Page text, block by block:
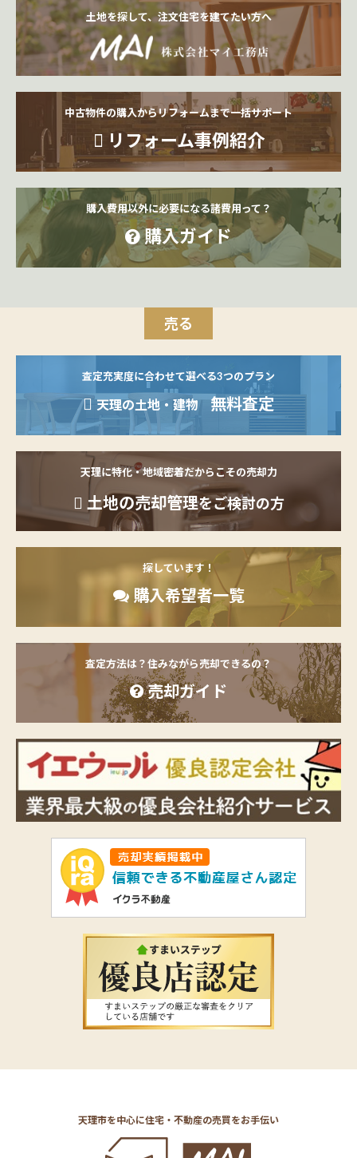
土地を探して、注文住宅を建てたい方へ
中古物件の購入からリフォームまで一括サポート
リフォーム事例紹介
購入費用以外に必要になる諸費用って？
購入ガイド
売る
査定充実度に合わせて選べる3つのプラン
天理の土地・建物 無料査定
天理に特化・地域密着だからこその売却力
土地の売却管理をご検討の方
探しています！
購入希望者一覧
査定方法は？住みながら売却できるの？
売却ガイド
天理市を中心に住宅・不動産の売買をお手伝い